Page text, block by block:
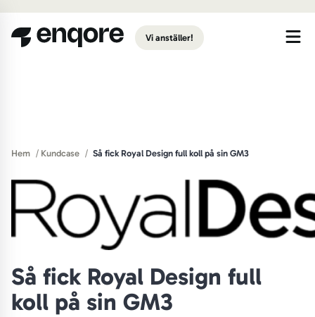
Vi anställer!
Hem / Kundcase / Så fick Royal Design full koll på sin GM3
Så fick Royal Design full
koll på sin GM3